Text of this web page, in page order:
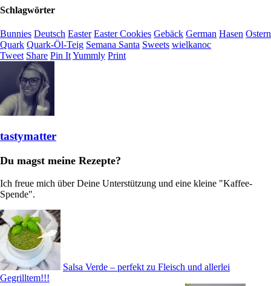
Schlagwörter
Bunnies Deutsch Easter Easter Cookies Gebäck German Hasen Ostern
Quark Quark-Öl-Teig Semana Santa Sweets wielkanoc
Tweet Share Pin ItYummly Print
tastymatter
Du magst meine Rezepte?
Ich freue mich über Deine Unterstützung und eine kleine "Kaffee-
Spende".
Salsa Verde – perfekt zu Fleisch und allerlei
Gegrilltem!!!